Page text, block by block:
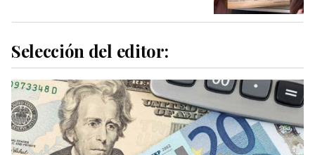
Selección del editor: